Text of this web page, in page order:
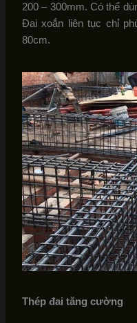
200 – 300mm. Có thể
Đai xoắn liên tục chỉ
80cm.
Thép đai tăng cường